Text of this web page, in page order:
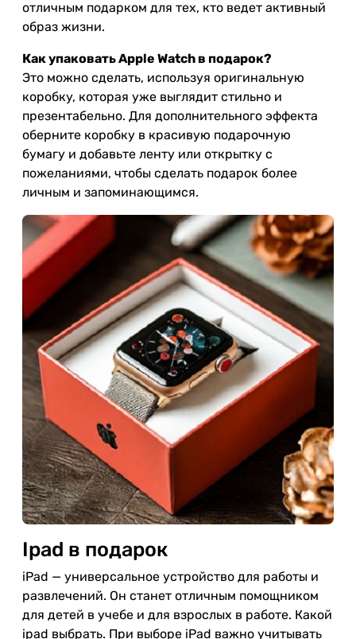
отличным подарком для тех, кто ведет активный
образ жизни.
Как упаковать Apple Watch в подарок?
Это можно сделать, используя оригинальную
коробку, которая уже выглядит стильно и
презентабельно. Для дополнительного эффекта
оберните коробку в красивую подарочную
бумагу и добавьте ленту или открытку с
пожеланиями, чтобы сделать подарок более
личным и запоминающимся.
Ipad в подарок
iPad — универсальное устройство для работы и
развлечений. Он станет отличным помощником
для детей в учебе и для взрослых в работе. Какой
ipad выбрать. При выборе iPad важно учитывать